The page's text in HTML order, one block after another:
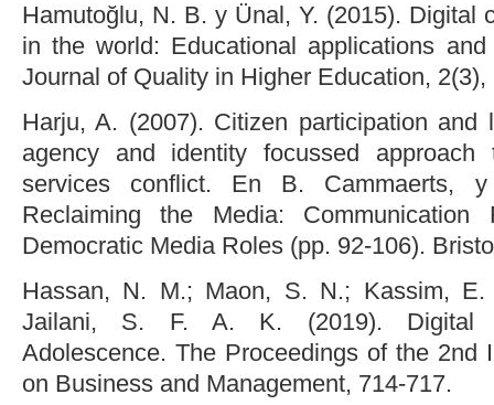
Hamutoğlu, N. B. y Ünal, Y. (2015). Digital
in the world: Educational applications
Journal of Quality in Higher Education, 2(3),
Harju, A. (2007). Citizen participation and
agency and identity focussed
services conflict. En B. Cammaerts,
Reclaiming the Media: Communication
Democratic Media Roles (pp. 92-106).
Hassan, N. M.; Maon, S. N.; Kassim,
Jailani, S. F. A. K. (2019). Digital
Adolescence. The Proceedings of the 2nd
on Business and Management, 714-717.